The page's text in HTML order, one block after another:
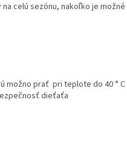
celú sezónu, nakoľko je
možno prať pri teplote do 40 ° C
dieťaťa